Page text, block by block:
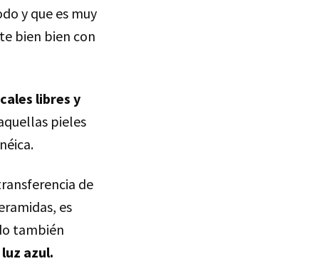
y que es muy
bien bien con
libres y
pieles
de
es
también
azul.